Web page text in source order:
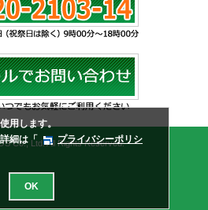
Co., Ltd. All Rights Reserved.
用します。
細は「
プライバシーポリシ
OK